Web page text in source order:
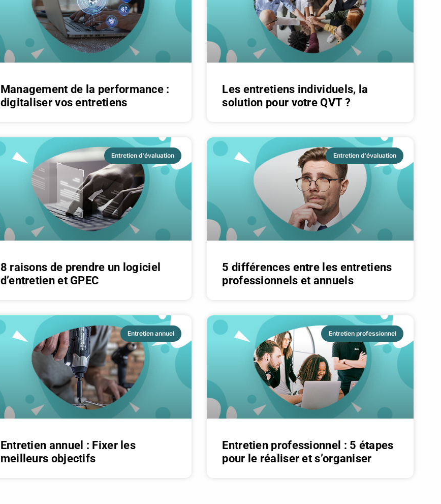
Management de la performance :
digitaliser vos entretiens
Les entretiens individuels, la
solution pour votre QVT ?
Entretien d'évaluation
8 raisons de prendre un logiciel
d’entretien et GPEC
Entretien d'évaluation
5 différences entre les entretiens
professionnels et annuels
Entretien annuel
Entretien annuel : Fixer les
meilleurs objectifs
Entretien professionnel
Entretien professionnel : 5 étapes
pour le réaliser et s’organiser